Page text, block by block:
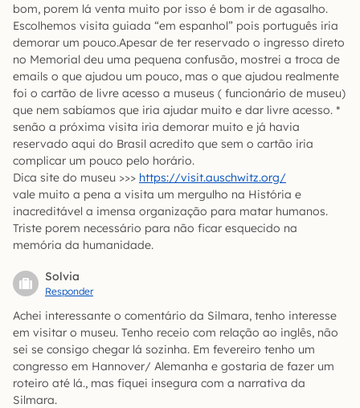
bom, porem lá venta muito por isso é bom ir de agasalho.
Escolhemos visita guiada “em espanhol” pois português iria
demorar um pouco.Apesar de ter reservado o ingresso direto
no Memorial deu uma pequena confusão, mostrei a troca de
emails o que ajudou um pouco, mas o que ajudou realmente
foi o cartão de livre acesso a museus ( funcionário de museu)
que nem sabíamos que iria ajudar muito e dar livre acesso. *
senão a próxima visita iria demorar muito e já havia
reservado aqui do Brasil acredito que sem o cartão iria
complicar um pouco pelo horário.
Dica site do museu >>> https://visit.auschwitz.org/
vale muito a pena a visita um mergulho na História e
inacreditável a imensa organização para matar humanos.
Triste porem necessário para não ficar esquecido na
memória da humanidade.
Solvia
Responder
Achei interessante o comentário da Silmara, tenho interesse
em visitar o museu. Tenho receio com relação ao inglês, não
sei se consigo chegar lá sozinha. Em fevereiro tenho um
congresso em Hannover/ Alemanha e gostaria de fazer um
roteiro até lá., mas fiquei insegura com a narrativa da
Silmara.